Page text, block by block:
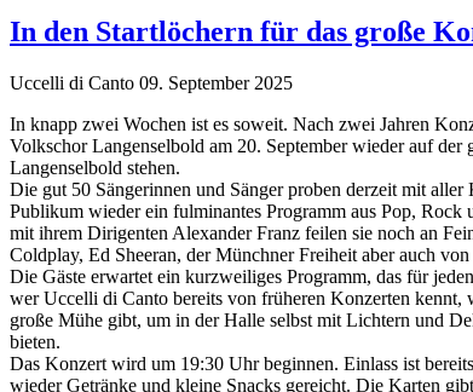
In den Startlöchern für das große
Uccelli di Canto 09. September 2025
In knapp zwei Wochen ist es soweit. Nach zwei Jahren
Volkschor Langenselbold am 20. September wieder auf
Langenselbold stehen.
Die gut 50 Sängerinnen und Sänger proben derzeit mit
Publikum wieder ein fulminantes Programm aus Pop, Rock
mit ihrem Dirigenten Alexander Franz feilen sie noch an
Coldplay, Ed Sheeran, der Münchner Freiheit aber auch
Die Gäste erwartet ein kurzweiliges Programm, das für
wer Uccelli di Canto bereits von früheren Konzerten kennt,
große Mühe gibt, um in der Halle selbst mit Lichtern und
bieten.
Das Konzert wird um 19:30 Uhr beginnen. Einlass ist
wieder Getränke und kleine Snacks gereicht. Die Karten